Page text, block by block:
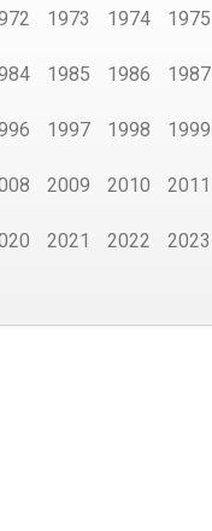
1973 1974 1975
1985 1986 1987
1997 1998 1999
2009 2010 2011
2021 2022 2023